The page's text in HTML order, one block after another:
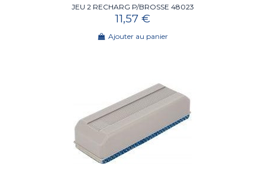
JEU 2 RECHARG P/BROSSE 48023
11,57 €
Ajouter au panier